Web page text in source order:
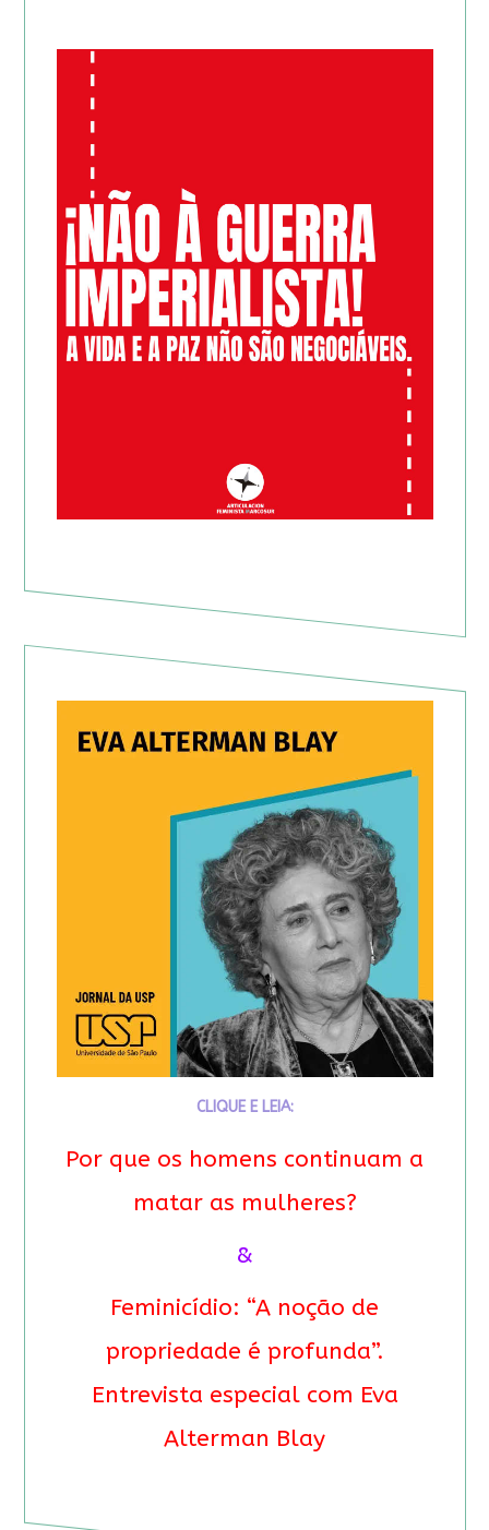
CLIQUE E LEIA:
Por que os homens continuam a
matar as mulheres?
&
Feminicídio: “A noção de
propriedade é profunda”.
Entrevista especial com Eva
Alterman Blay